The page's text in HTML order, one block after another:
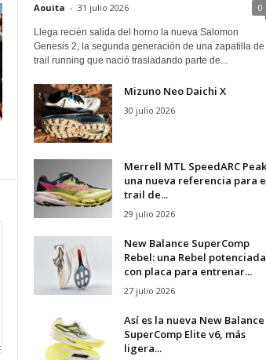
Aouita - 31 julio 2026 0
Llega recién salida del horno la nueva Salomon
Genesis 2, la segunda generación de una zapatilla de
trail running que nació trasladando parte de...
Mizuno Neo Daichi X
30 julio 2026
Merrell MTL SpeedARC
una nueva referencia para
trail de...
29 julio 2026
New Balance SuperComp
Rebel: una Rebel potenciada
con placa para entrenar...
27 julio 2026
Así es la nueva New Balance
SuperComp Elite v6, más
ligera...